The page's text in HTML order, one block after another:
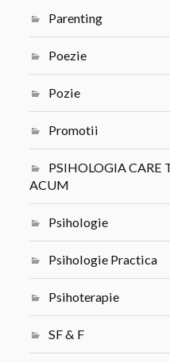
Parenting
Poezie
Pozie
Promotii
PSIHOLOGIA CARE
ACUM
Psihologie
Psihologie Practica
Psihoterapie
SF & F